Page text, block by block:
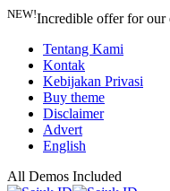
NEW!Incredible offer for our
Tentang Kami
Kontak
Kebijakan Privasi
Buy theme
Disclaimer
Advert
English
All Demos Included